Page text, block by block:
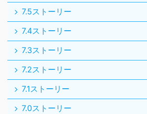
7.5ストーリー
7.4ストーリー
7.3ストーリー
7.2ストーリー
7.1ストーリー
7.0ストーリー